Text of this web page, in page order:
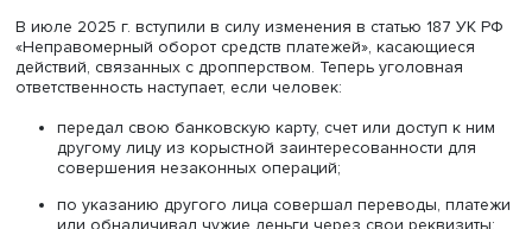
предоставляют данные своих банковских карт
мошенникам или сами становятся курьерами для
доставки украденных средств и ценностей.
«С точки зрения закона дроппер — это участник
схемы, за преступлением последует наказание. Именно
поэтому родителям важно распознать признаки
же должны знать, что они становятся соучастниками